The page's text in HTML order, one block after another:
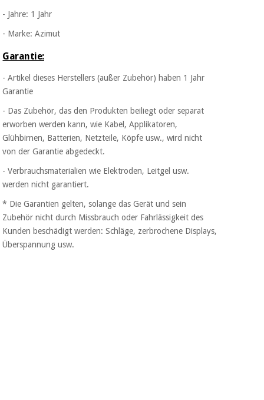
Chirurgische
instrumente
(ausverkauf)
- Jahre: 1 Jahr
- Marke: Azimut
Garantie:
- Artikel dieses Herstellers (außer Zubehör) haben 1 Jahr
Garantie
- Das Zubehör, das den Produkten beiliegt oder separat
erworben werden kann, wie Kabel, Applikatoren,
Glühbirnen, Batterien, Netzteile, Köpfe usw., wird nicht
von der Garantie abgedeckt.
- Verbrauchsmaterialien wie Elektroden, Leitgel usw.
werden nicht garantiert.
* Die Garantien gelten, solange das Gerät und sein
Zubehör nicht durch Missbrauch oder Fahrlässigkeit des
Kunden beschädigt werden: Schläge, zerbrochene Displays,
Überspannung usw.